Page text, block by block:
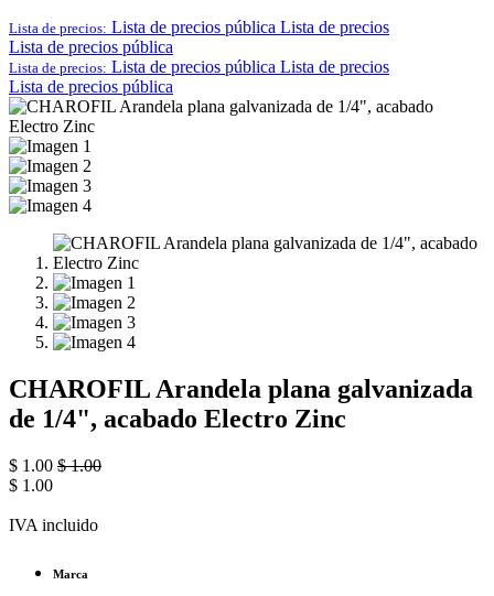
Lista de precios: Lista de precios pública Lista de precios
Lista de precios pública
Lista de precios: Lista de precios pública Lista de precios
Lista de precios pública
CHAROFIL Arandela plana galvanizada
de 1/4", acabado Electro Zinc
$ 1.00 $1.00
$ 1.00
IVA incluido
Marca